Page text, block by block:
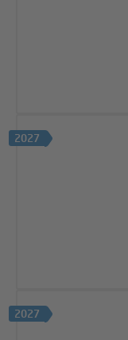
2027
2027